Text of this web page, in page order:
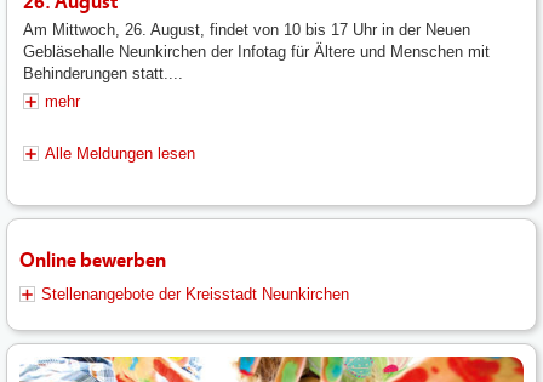
Am Mittwoch, 26. August, findet von 10 bis 17 Uhr in der Neuen
Gebläsehalle Neunkirchen der Infotag für Ältere und Menschen mit
Behinderungen statt....
mehr
Alle Meldungen lesen
Online bewerben
Stellenangebote der Kreisstadt Neunkirchen